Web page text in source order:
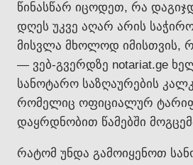
წინასწარ იცოდეთ, რა
დღეს უკვე აღარ არის
მისვლა მხოლოდ იმისთვის,
— ვებ-გვერდზე notariat.ge
სანოტარო საზღაურების
რომელიც ოფიციალურ
დაყრდნობით წამებში
რატომ უნდა გამოიყენოთ